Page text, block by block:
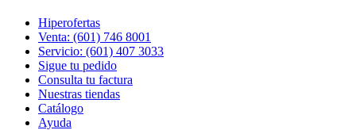
Hiperofertas
Venta: (601) 746 8001
Servicio: (601) 407 3033
Sigue tu pedido
Consulta tu factura
Nuestras tiendas
Catálogo
Ayuda